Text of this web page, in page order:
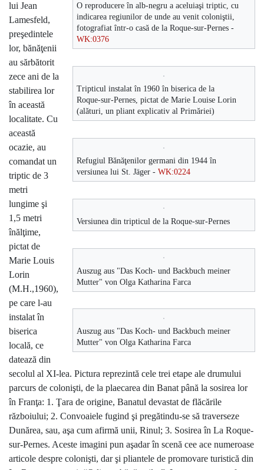
O reproducere în alb-negru a aceluiaşi triptic, cu
indicarea regiunilor de unde au venit coloniştii,
fotografiat într-o casă de la Roque-sur-Pernes -
WK:0376
Tripticul instalat în 1960 în biserica de la
Roque-sur-Pernes, pictat de Marie Louise Lorin
(alături, un pliant explicativ al Primăriei)
Refugiul Bănăţenilor germani din 1944 în
versiunea lui St. Jäger - WK:0224
Versiunea din tripticul de la Roque-sur-Pernes
Auszug aus "Das Koch- und Backbuch meiner
Mutter" von Olga Katharina Farca
Auszug aus "Das Koch- und Backbuch meiner
Mutter" von Olga Katharina Farca
lui Jean
Lamesfeld,
preşedintele
lor, bănăţenii
au sărbătorit
zece ani de la
stabilirea lor
în această
localitate. Cu
această
ocazie, au
comandat un
triptic de 3
metri
lungime şi
1,5 metri
înălţime,
pictat de
Marie Louis
Lorin
(M.H.,1960),
pe care l-au
instalat în
biserica
locală, ce
datează din
secolul al XI-lea. Pictura reprezintă cele trei etape ale drumului
parcurs de colonişti, de la plaecarea din Banat până la sosirea lor
în Franţa: 1. Ţara de origine, Banatul devastat de flăcările
războiului; 2. Convoaiele fugind şi pregătindu-se să traverseze
Dunărea, sau, aşa cum afirmă unii, Rinul; 3. Sosirea în La Roque-
sur-Pernes. Aceste imagini pun aşadar în scenă cee ace numeroase
articole despre colonişti, dar şi pliantele de promovare turistică din